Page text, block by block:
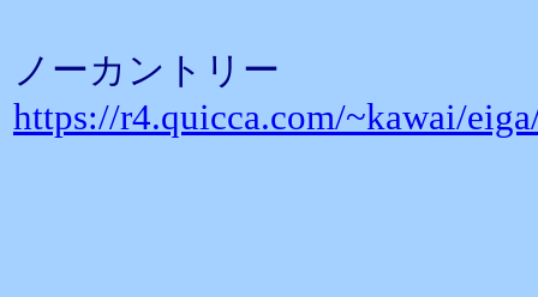
ノーカントリー
https://r4.quicca.com/~kawai/